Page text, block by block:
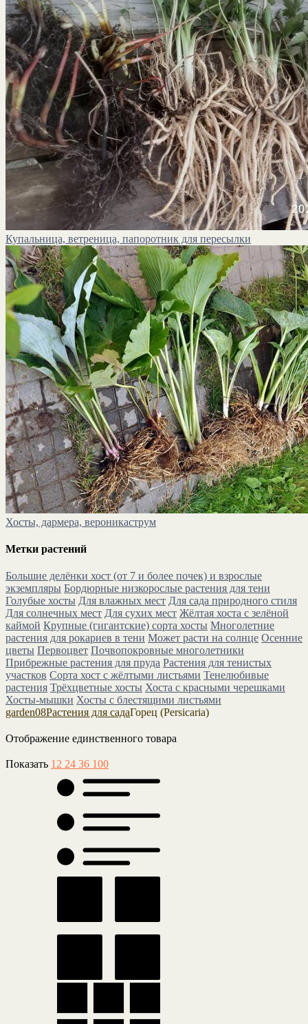
Купальница, ветреница, папоротник для пересылки
Хосты, дармера, вероникаструм
Метки растений
Большие делёнки хост (от 7 и более почек) и взрослые
экземпляры Бордюрные низкорослые растения для тени
Голубые хосты Для влажных мест Для сада природного стиля
Для солнечных мест Для сухих мест Жёлтая хоста с зелёной
каймой Крупные (гигантские) сорта хосты Многолетние
растения для рокариев в тени Может расти на солнце Осенние
цветы Первоцвет Почвопокровные многолетники
Прибрежные растения для пруда Растения для тенистых
участков Сорта хост с жёлтыми листьями Тенелюбивые
растения Трёхцветные хосты Хоста с красными черешками
Хосты-мышки Хосты с блестящими листьями
garden08Растения для садаГорец (Persicaria)
Отображение единственного товара
Показать 12 24 36 100